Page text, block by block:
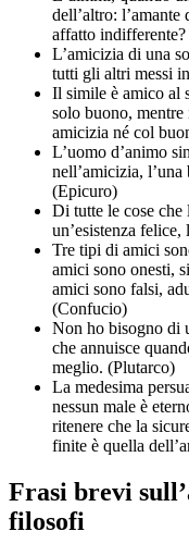
dell’altro: l’amante
affatto
L’amicizia di una
tutti gli altri messi
Il simile è amico al
solo buono,
amicizia né col
L’uomo d’animo
nell’amicizia, l’una
(Epicuro)
Di tutte le cose che
un’esistenza
Tre tipi di amici
amici sono onesti,
amici sono falsi,
(Confucio)
Non ho bisogno di
che annuisce
meglio. (Plutarco)
La medesima
nessun male è
ritenere che la
finite è quella
Frasi brevi
filosofi